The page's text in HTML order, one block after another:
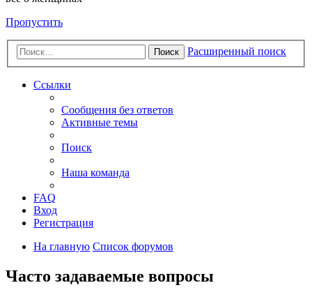
Пропустить
Поиск Расширенный поиск
Ссылки
Сообщения без ответов
Активные темы
Поиск
Наша команда
FAQ
Вход
Регистрация
На главную Список форумов
Часто задаваемые вопросы